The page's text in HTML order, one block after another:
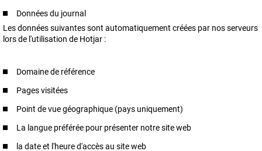
Données du journal
Les données suivantes sont automatiquement créées par nos serveurs
lors de l'utilisation de Hotjar :
Domaine de référence
Pages visitées
Point de vue géographique (pays uniquement)
La langue préférée pour présenter notre site web
la date et l'heure d'accès au site web